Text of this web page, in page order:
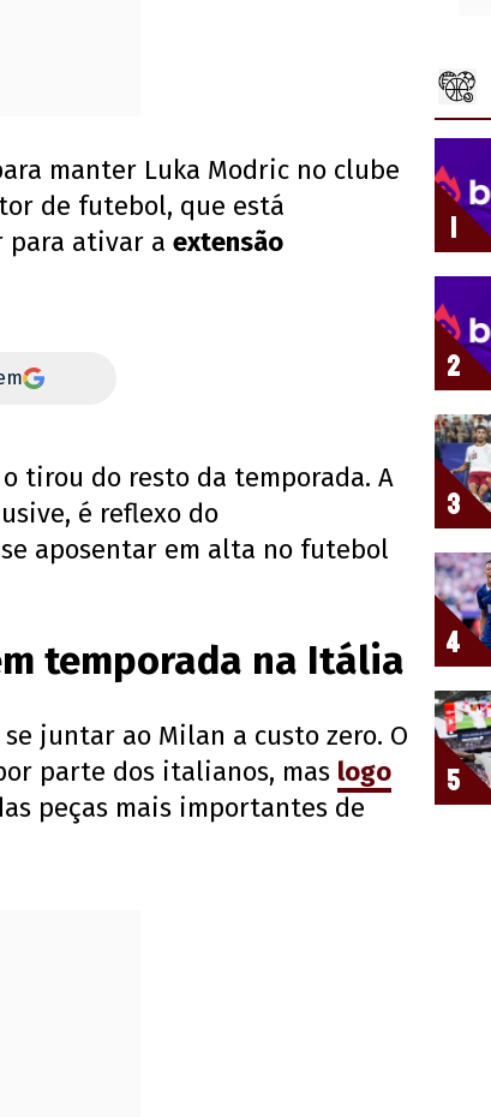
manter Luka Modric no clube
de futebol, que está
para ativar a extensão
tirou do resto da temporada. A
é reflexo do
aposentar em alta no futebol
temporada na Itália
se juntar ao Milan a custo zero. O
parte dos italianos, mas logo
peças mais importantes de
1
2
3
4
5